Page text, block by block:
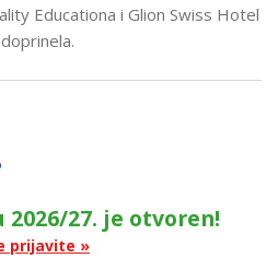
Educationa i Glion Swiss Hotel
27. je otvoren!
prijavite »